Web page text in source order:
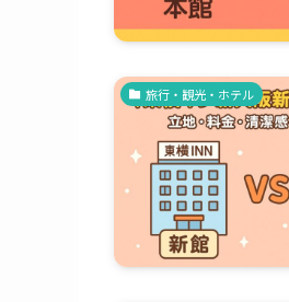
旅行・観光・ホテル